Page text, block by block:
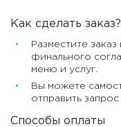
Как сделать заказ?
Разместите
финального
меню и услуг.
Вы можете
отправить
Способы оплаты